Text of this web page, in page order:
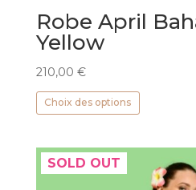
Robe April
Yellow
210,00 €
Choix des options
Ce
plusieurs
variations.
Les
SOLD OUT